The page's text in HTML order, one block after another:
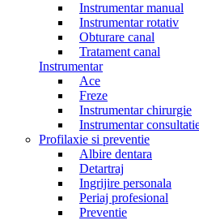
Instrumentar manual
Instrumentar rotativ
Obturare canal
Tratament canal
Instrumentar
Ace
Freze
Instrumentar chirurgie
Instrumentar
Profilaxie si preventie
Albire dentara
Detartraj
Ingrijire personala
Periaj profesional
Preventie